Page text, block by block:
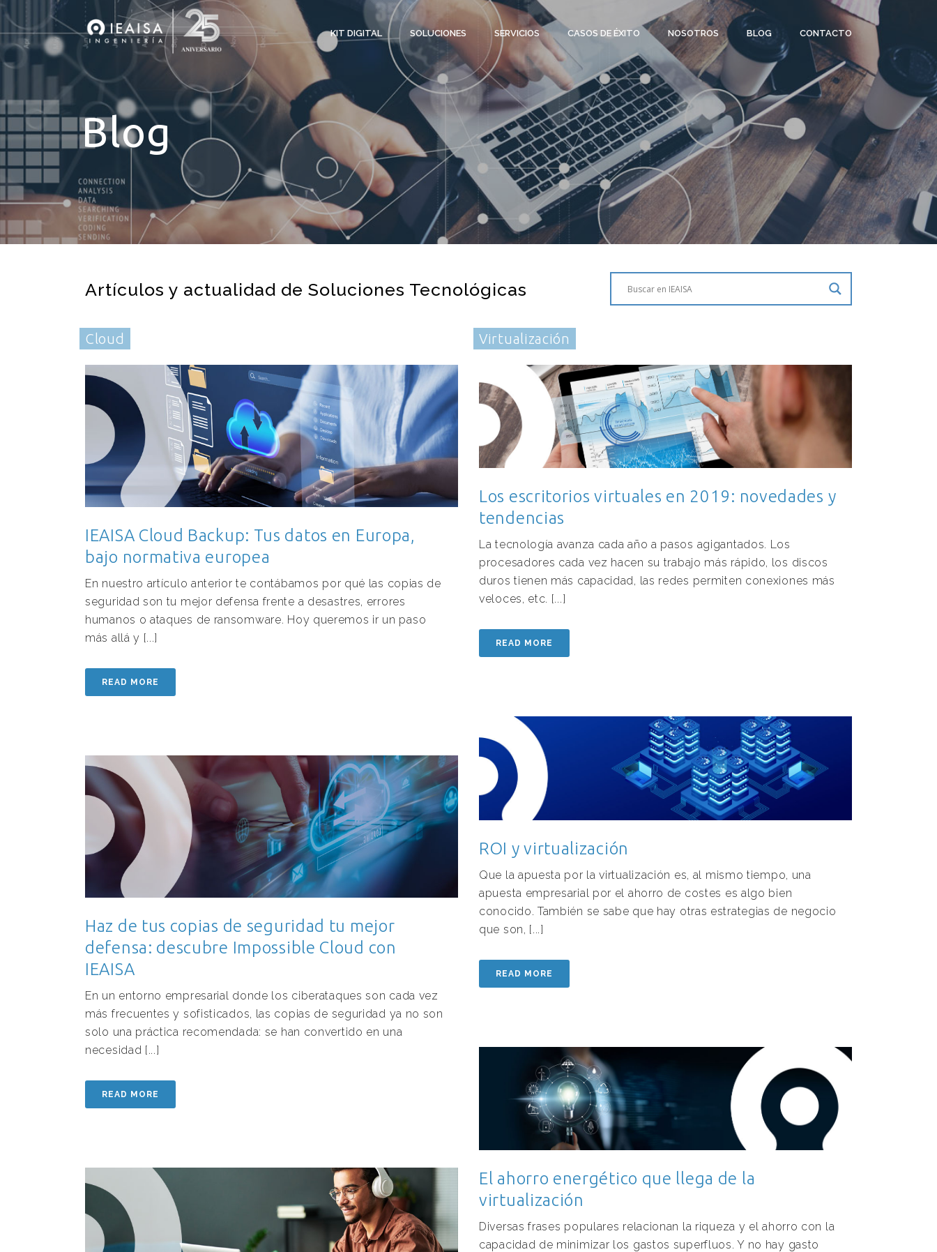
KIT DIGITAL SOLUCIONES SERVICIOS CASOS DE ÉXITO NOSOTROS BLOG CONTACTO
Blog
Artículos y actualidad de Soluciones Tecnológicas
Cloud
IEAISA Cloud Backup: Tus datos en Europa,
bajo normativa europea
En nuestro artículo anterior te contábamos por qué las copias de
seguridad son tu mejor defensa frente a desastres, errores
humanos o ataques de ransomware. Hoy queremos ir un paso
más allá y [...]
READ MORE
Haz de tus copias de seguridad tu mejor
defensa: descubre Impossible Cloud con
IEAISA
En un entorno empresarial donde los ciberataques son cada vez
más frecuentes y sofisticados, las copias de seguridad ya no son
solo una práctica recomendada: se han convertido en una
necesidad [...]
READ MORE
Virtualización
Los escritorios virtuales en 2019: novedades y
tendencias
La tecnología avanza cada año a pasos agigantados. Los
procesadores cada vez hacen su trabajo más rápido, los discos
duros tienen más capacidad, las redes permiten conexiones más
veloces, etc. [...]
READ MORE
ROI y virtualización
Que la apuesta por la virtualización es, al mismo tiempo, una
apuesta empresarial por el ahorro de costes es algo bien
conocido. También se sabe que hay otras estrategias de negocio
que son, [...]
READ MORE
El ahorro energético que llega de la
virtualización
Diversas frases populares relacionan la riqueza y el ahorro con la
capacidad de minimizar los gastos superfluos. Y no hay gasto